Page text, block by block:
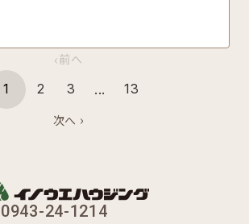
‹前へ
1
2 3 ...
13
次へ ›
0943-24-1214